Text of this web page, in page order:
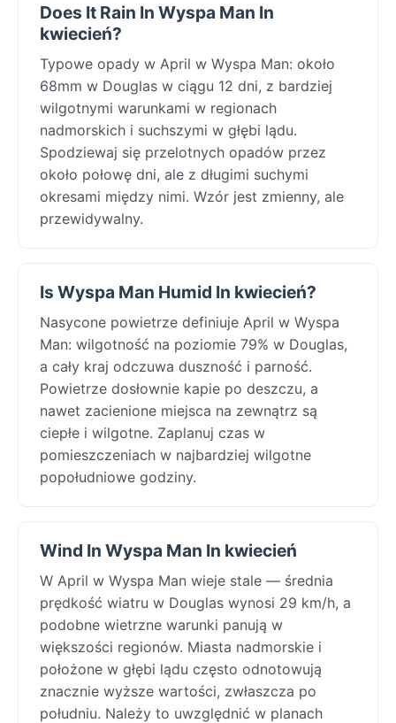
Does It Rain In Wyspa Man In
kwiecień?
Typowe opady w April w Wyspa Man: około
68mm w Douglas w ciągu 12 dni, z bardziej
wilgotnymi warunkami w regionach
nadmorskich i suchszymi w głębi lądu.
Spodziewaj się przelotnych opadów przez
około połowę dni, ale z długimi suchymi
okresami między nimi. Wzór jest zmienny, ale
przewidywalny.
Is Wyspa Man Humid In kwiecień?
Nasycone powietrze definiuje April w Wyspa
Man: wilgotność na poziomie 79% w Douglas,
a cały kraj odczuwa duszność i parność.
Powietrze dosłownie kapie po deszczu, a
nawet zacienione miejsca na zewnątrz są
ciepłe i wilgotne. Zaplanuj czas w
pomieszczeniach w najbardziej wilgotne
popołudniowe godziny.
Wind In Wyspa Man In kwiecień
W April w Wyspa Man wieje stale — średnia
prędkość wiatru w Douglas wynosi 29 km/h, a
podobne wietrzne warunki panują w
większości regionów. Miasta nadmorskie i
położone w głębi lądu często odnotowują
znacznie wyższe wartości, zwłaszcza po
południu. Należy to uwzględnić w planach